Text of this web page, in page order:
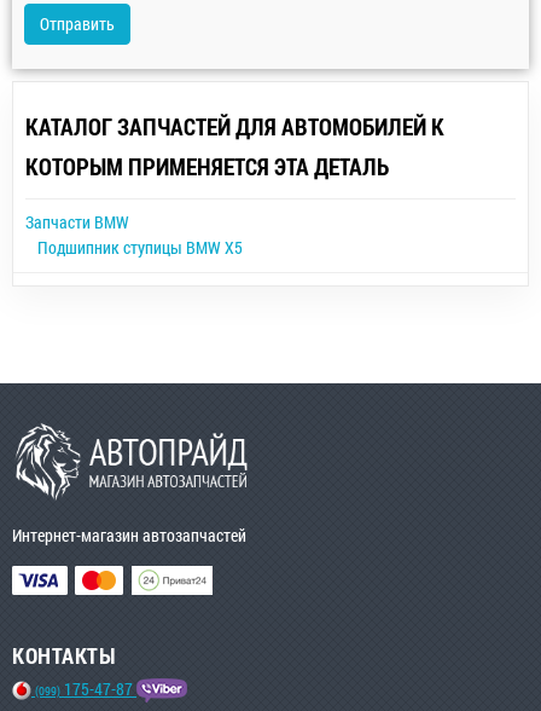
Отправить
КАТАЛОГ ЗАПЧАСТЕЙ ДЛЯ АВТОМОБИЛЕЙ К
КОТОРЫМ ПРИМЕНЯЕТСЯ ЭТА ДЕТАЛЬ
Запчасти BMW
Подшипник ступицы BMW X5
Интернет-магазин автозапчастей
КОНТАКТЫ
(099) 175-47-87